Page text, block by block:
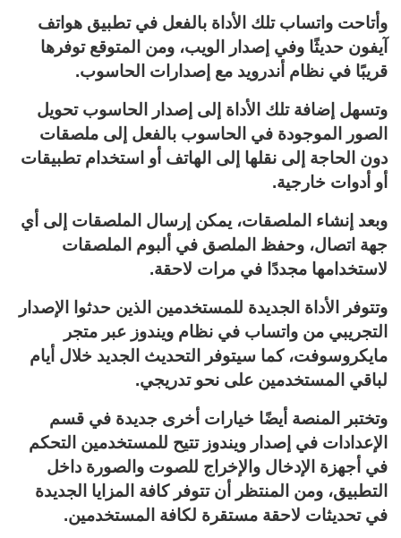
وأتاحت واتساب تلك الأداة بالفعل في تطبيق هواتف
آيفون حديثًا وفي إصدار الويب، ومن المتوقع توفرها
قريبًا في نظام أندرويد مع إصدارات الحاسوب.
وتسهل إضافة تلك الأداة إلى إصدار الحاسوب تحويل
الصور الموجودة في الحاسوب بالفعل إلى ملصقات
دون الحاجة إلى نقلها إلى الهاتف أو استخدام تطبيقات
أو أدوات خارجية.
وبعد إنشاء الملصقات، يمكن إرسال الملصقات إلى أي
جهة اتصال، وحفظ الملصق في ألبوم الملصقات
لاستخدامها مجددًا في مرات لاحقة.
وتتوفر الأداة الجديدة للمستخدمين الذين حدثوا الإصدار
التجريبي من واتساب في نظام ويندوز عبر متجر
مايكروسوفت، كما سيتوفر التحديث الجديد خلال أيام
لباقي المستخدمين على نحو تدريجي.
وتختبر المنصة أيضًا خيارات أخرى جديدة في قسم
الإعدادات في إصدار ويندوز تتيح للمستخدمين التحكم
في أجهزة الإدخال والإخراج للصوت والصورة داخل
التطبيق، ومن المنتظر أن تتوفر كافة المزايا الجديدة
في تحديثات لاحقة مستقرة لكافة المستخدمين.